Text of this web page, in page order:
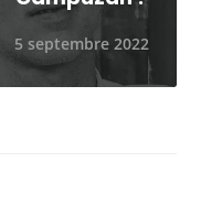
5 septembre 2022